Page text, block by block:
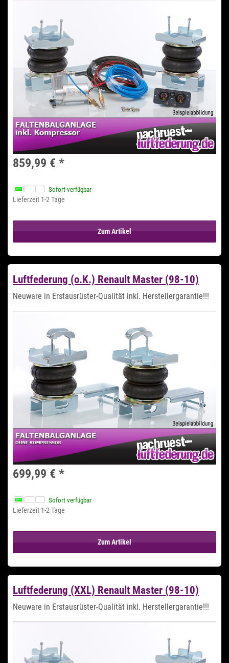
859,99 € *
Sofort verfügbar
Lieferzeit 1-2 Tage
Zum Artikel
Luftfederung (o.K.) Renault Master (98-10)
Neuware in Erstausrüster-Qualität inkl. Herstellergarantie!!!
699,99 € *
Sofort verfügbar
Lieferzeit 1-2 Tage
Zum Artikel
Luftfederung (XXL) Renault Master (98-10)
Neuware in Erstausrüster-Qualität inkl. Herstellergarantie!!!